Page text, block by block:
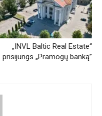
„INVL Baltic Real Estate“
prisijungs „Pramogų banką”